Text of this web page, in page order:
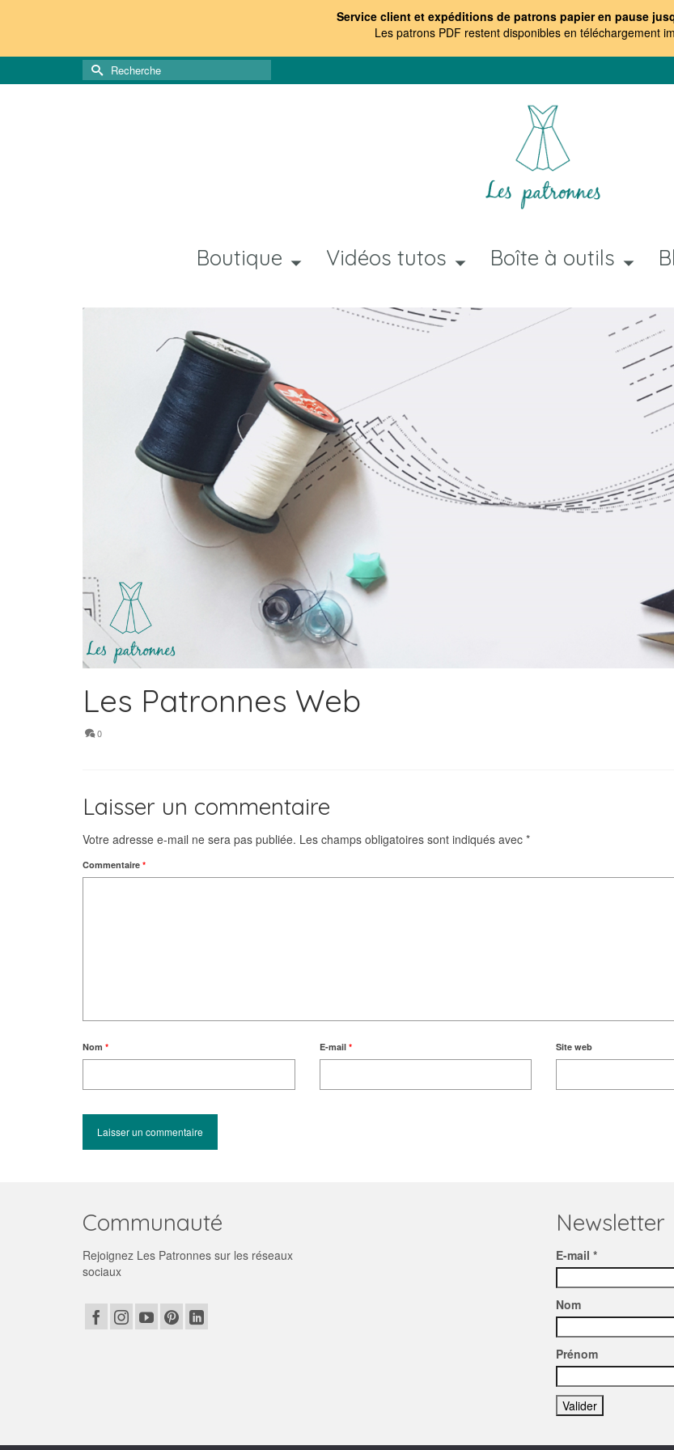
Service client et expéditions de patrons papier en pause
Les patrons PDF restent disponibles en téléchargement
Rechercher :
Boutique Vidéos tutos Boîte à outils
Les Patronnes Web
0
Laisser un commentaire
Votre adresse e-mail ne sera pas publiée. Les champs obligatoires sont indiqués avec *
Commentaire *
Nom * E-mail * Site web
Communauté
Rejoignez Les Patronnes sur les réseaux
sociaux
Newsletter
E-mail *
Nom
Prénom